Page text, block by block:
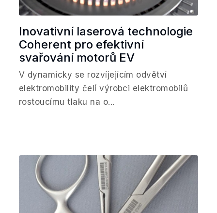
Inovativní laserová technologie
Coherent pro efektivní
svařování motorů EV
V dynamicky se rozvíjejícím odvětví
elektromobility čelí výrobci elektromobilů
rostoucímu tlaku na o...